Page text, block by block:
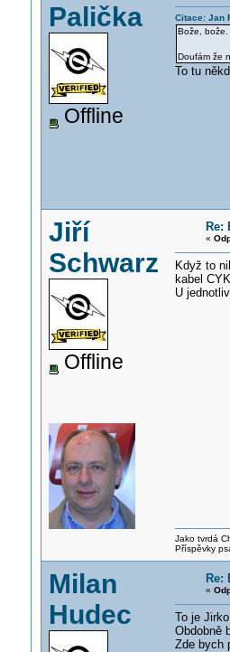
Palička
Offline
Citace: Jan
Bože, bože.
Doufám že
To tu
Jiří
Schwarz
Offline
Re:
«
Když to
kabel
U
Jako tvrdá
Příspěvky
Milan
Hudec
Re:
«
To je
Obdobně
Zde bych